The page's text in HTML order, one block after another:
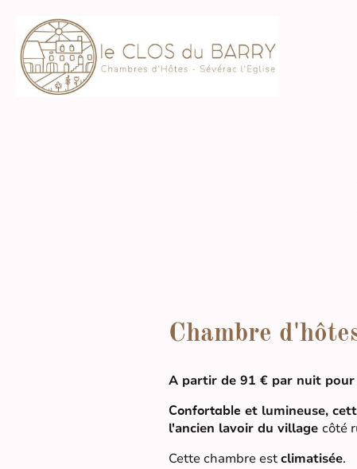
Chambre
A partir de 91 € par nuit pour
Confortable et lumineuse,
l'ancien lavoir du village côté
Cette chambre estclimatisée.